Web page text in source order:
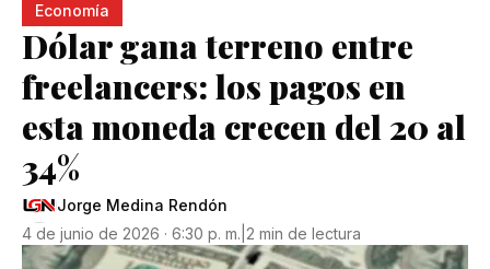
Economía
Dólar gana terreno entre
freelancers: los pagos en
esta moneda crecen del 20 al
34%
Jorge Medina Rendón
4 de junio de 2026 · 6:30 p. m. 2 min de lectura